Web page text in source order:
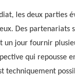
les deux parties
Des partenariats
un jour fournir
qui repousse
techniquement